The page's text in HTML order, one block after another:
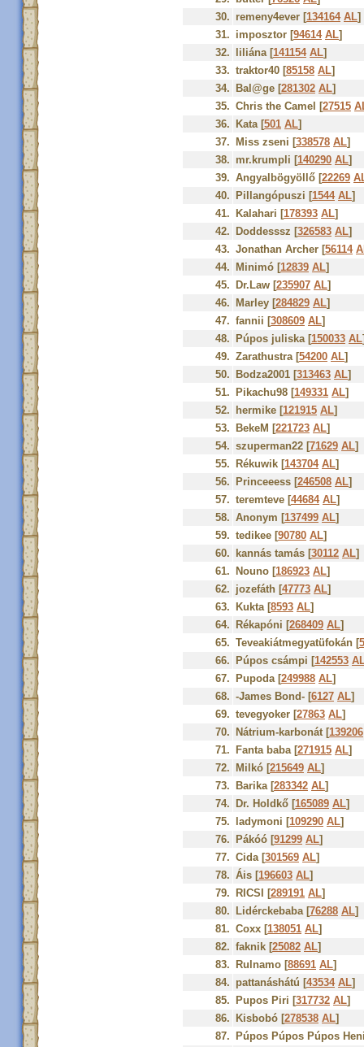
30. remeny4ever [134164 AL]
31. imposztor [94614 AL]
32.
liliána [141154 AL]
33. traktor40 [85158 AL]
34.
Bal@ge [281302 AL]
35. Chris the Camel [27515
36.
Kata [501 AL]
37.
Miss zseni [338578 AL]
38. mr.krumpli [140290 AL]
39. Angyalbögyöllő [22269
40.
Pillangópuszi [1544 AL]
41.
Kalahari [178393 AL]
42.
Doddesssz [326583 AL]
43. Jonathan Archer [56114
44.
Minimó [12839 AL]
45.
Dr.Law [235907 AL]
46.
Marley [284829 AL]
47. fannii [308609 AL]
48.
Púpos juliska [150033 AL
49. Zarathustra [54200 AL]
50.
Bodza2001 [313463 AL]
51.
Pikachu98 [149331 AL]
52.
hermike [121915 AL]
53.
BekeM [221723 AL]
54. szuperman22 [71629 AL]
55.
Rékuwik [143704 AL]
56.
Princeeess [246508 AL]
57. teremteve [44684 AL]
58. Anonym [137499 AL]
59. tedikee [90780 AL]
60.
kannás tamás [30112 AL]
61.
Nouno [186923 AL]
62. jozefáth [47773 AL]
63.
Kukta [8593 AL]
64.
Rékapóni [268409 AL]
65. Teveakiátmegyatüfokán [
66.
Púpos csámpi [142553
67.
Pupoda [249988 AL]
68. -James Bond- [6127 AL]
69. tevegyoker [27863 AL]
70.
Nátrium-karbonát [139206
71.
Fanta baba [271915 AL]
72.
Milkó [215649 AL]
73.
Barika [283342 AL]
74.
Dr. Holdkő [165089 AL]
75.
ladymoni [109290 AL]
76.
Pákóó [91299 AL]
77. Cida [301569 AL]
78. Áis [196603 AL]
79.
RICSI [289191 AL]
80.
Lidérckebaba [76288 AL]
81. Coxx [138051 AL]
82. faknik [25082 AL]
83.
Rulnamo [88691 AL]
84. pattanáshátú [43534 AL]
85.
Pupos Piri [317732 AL]
86.
Kisbobó [278538 AL]
87.
Púpos Púpos Púpos